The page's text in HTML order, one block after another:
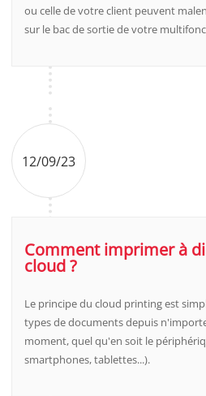
ou celle de votre client peuvent
sur le bac de sortie de votre
12/09/23
Comment imprimer à
cloud ?
Le principe du cloud printing est
types de documents depuis
moment, quel qu'en soit le
smartphones, tablettes...).